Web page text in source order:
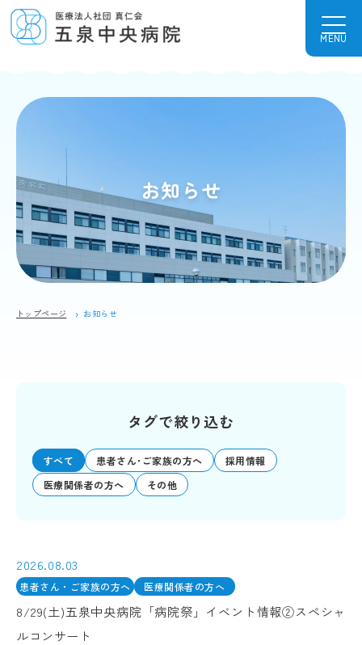
MENU
お知らせ
トップページ お知らせ
タグで絞り込む
すべて 患者さん･ご家族の方へ
採用情報
医療関係者の方へ
その他
2026.08.03
患者さん・ご家族の方へ 医療関係者の方へ
8/29(土)五泉中央病院「病院祭」イベント情報②スペシャ
ルコンサート